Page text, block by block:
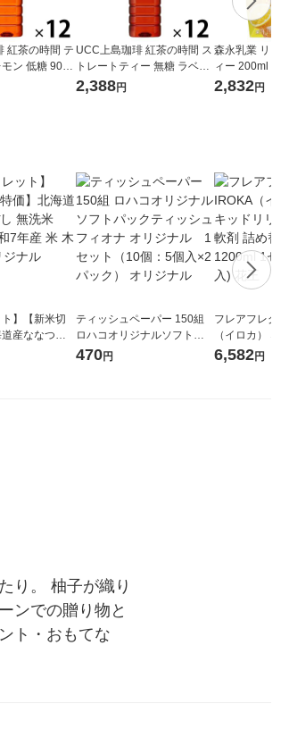
紅茶の時間 テ
ン 低糖 900
）
UCC上島珈琲 紅茶の時間 ス
トレートティー 無糖 ラベル
レスボトル 900ml 1箱（12
2,388円
森永乳業 リプ
ィー 200ml 1
紅茶飲料 紙
2,832円
ト】【新米切
産ななつぼ
1袋 令和7年産
ティッシュペーパー 150組
ロハコオリジナルソフトパ
ックティッシュ フィオナ オ
470円
フレアフレグ
（イロカ） ネ
ーの香り 柔軟
6,582円
り。 柚子が織り
ンでの贈り物と
ト・おもてな